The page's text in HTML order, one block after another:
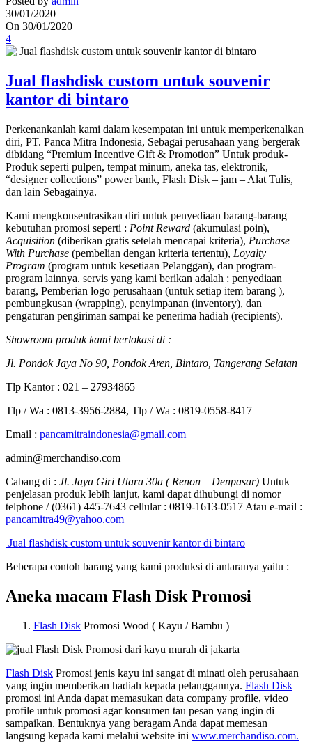
30/01/2020
On 30/01/2020
4
Jual flashdisk custom untuk souvenir
kantor di bintaro
Perkenankanlah kami dalam kesempatan ini untuk memperkenalkan
diri, PT. Panca Mitra Indonesia, Sebagai perusahaan yang bergerak
dibidang “Premium Incentive Gift & Promotion” Untuk produk-
Produk seperti pulpen, tempat minum, aneka tas, elektronik,
“designer collections” power bank, Flash Disk – jam – Alat Tulis,
dan lain Sebagainya.
Kami mengkonsentrasikan diri untuk penyediaan barang-barang
kebutuhan promosi seperti : Point Reward (akumulasi poin),
Acquisition (diberikan gratis setelah mencapai kriteria), Purchase
With Purchase (pembelian dengan kriteria tertentu), Loyalty
Program (program untuk kesetiaan Pelanggan), dan program-
program lainnya. servis yang kami berikan adalah : penyediaan
barang, Pemberian logo perusahaan (untuk setiap item barang ),
pembungkusan (wrapping), penyimpanan (inventory), dan
pengaturan pengiriman sampai ke penerima hadiah (recipients).
Showroom produk kami berlokasi di :
Jl. Pondok Jaya No 90, Pondok Aren, Bintaro, Tangerang Selatan
Tlp Kantor : 021 – 27934865
Tlp / Wa : 0813-3956-2884, Tlp / Wa : 0819-0558-8417
Email : pancamitraindonesia@gmail.com
admin@merchandiso.com
Cabang di : Jl. Jaya Giri Utara 30a ( Renon – Denpasar) Untuk
penjelasan produk lebih lanjut, kami dapat dihubungi di nomor
telphone / (0361) 445-7643 cellular : 0819-1613-0517 Atau e-mail :
pancamitra49@yahoo.com
Jual flashdisk custom untuk souvenir kantor di bintaro
Beberapa contoh barang yang kami produksi di antaranya yaitu :
Aneka macam Flash Disk Promosi
Flash Disk Promosi Wood ( Kayu / Bambu )
Flash Disk Promosi jenis kayu ini sangat di minati oleh perusahaan
yang ingin memberikan hadiah kepada pelanggannya. Flash Disk
promosi ini Anda dapat memasukan data company profile, video
profile untuk promosi agar konsumen tau pesan yang ingin di
sampaikan. Bentuknya yang beragam Anda dapat memesan
langsung kepada kami melalui website ini www.merchandiso.com.